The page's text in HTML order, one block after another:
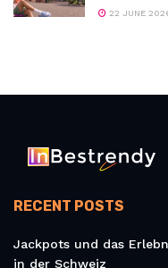
22 JUNE
RECENT POSTS
Jackpots und das
in der Schweiz